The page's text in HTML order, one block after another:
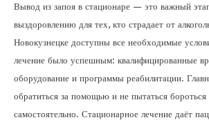
Вывод из запоя в стационаре — это важный
выздоровлению для тех, кто страдает от
Новокузнецке доступны все необходимые
лечение было успешным: квалифицированные
оборудование и программы реабилитации.
обратиться за помощью и не пытаться бороться
самостоятельно. Стационарное лечение даёт